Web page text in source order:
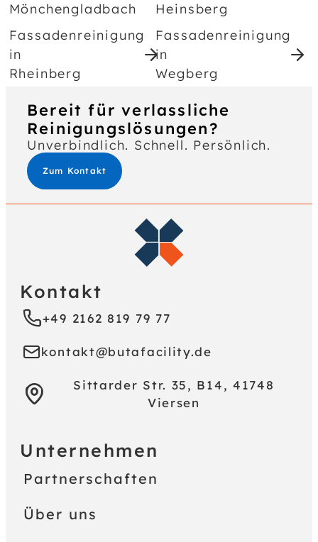
Mönchengladbach
Fassadenreinigung
in
Rheinberg
Heinsberg
Fassadenreinigung
in
Wegberg
Bereit für verlassliche
Reinigungslösungen?
Unverbindlich. Schnell. Persönlich.
Zum Kontakt
Kontakt
+49 2162 819 79 77
kontakt@butafacility.de
Sittarder Str. 35, B14, 41748
Viersen
Unternehmen
Partnerschaften
Über uns